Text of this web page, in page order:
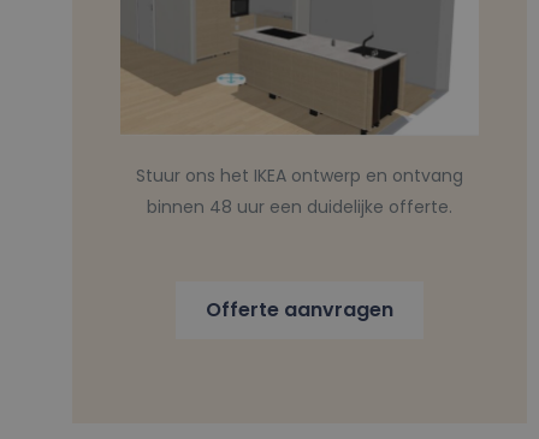
Stuur ons het IKEA ontwerp en ontvang
binnen 48 uur een duidelijke offerte.
Offerte aanvragen